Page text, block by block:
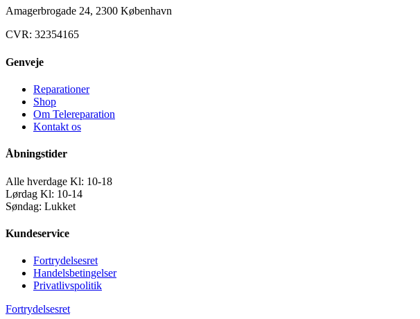
Amagerbrogade 24, 2300 København
CVR: 32354165
Genveje
Reparationer
Shop
Om Telereparation
Kontakt os
Åbningstider
Alle hverdage Kl: 10-18
Lørdag Kl: 10-14
Søndag: Lukket
Kundeservice
Fortrydelsesret
Handelsbetingelser
Privatlivspolitik
Fortrydelsesret